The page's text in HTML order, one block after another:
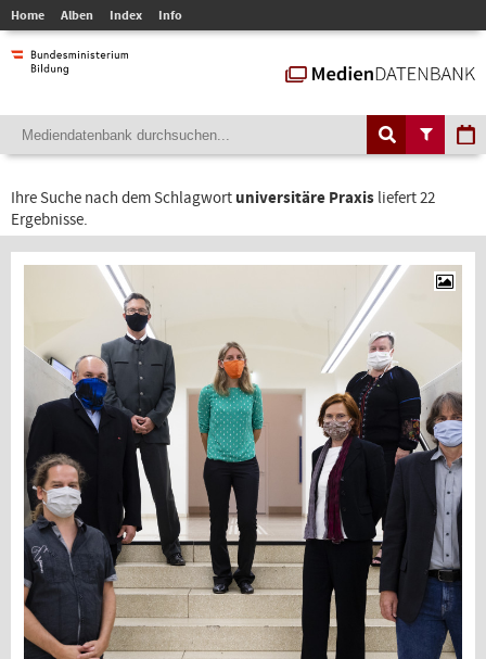
Home Alben Index Info
Ihre Suche nach dem Schlagwort universitäre Praxis liefert 22
Ergebnisse.